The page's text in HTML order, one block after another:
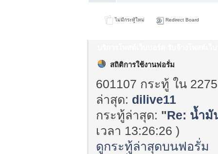
ไม่มีกระทู้ใหม่ Redirect Board
สถิติการใช้งานฟอรั่ม
601107 กระทู้ ใน
ล่าสุด: dilive11
กระทู้ล่าสุด: "Re: น้ำมั
เวลา 13:26:26 )
ดูกระทู้ล่าสุดบนฟอรั่ม